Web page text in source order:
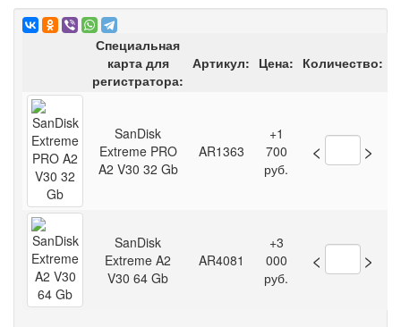
Специальная
карта для
регистратора:
Артикул: Цена: Количество:
SanDisk
Extreme PRO
A2 V30 32 Gb
AR1363
+1
700
руб.
< >
SanDisk
Extreme A2
V30 64 Gb
AR4081
+3
000
руб.
< >